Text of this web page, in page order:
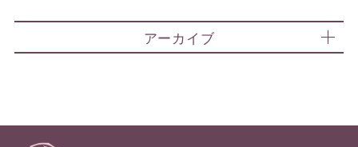
アーカイブ